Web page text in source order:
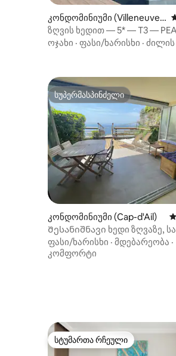
კონდომინიუმი (Villeneuve-
Loubet)
ზღვის ხედით — 5* — T3 —
BEACH — პარკინგი
ოჯახი · ფასი/ხარისხი · ძილის
სუპერმასპინძელი
სუპერმასპინძელი
კონდომინიუმი (Cap-d'Ail)
Შესანიშნავი ხედი ზღვაზე,
აუზი, საკუთარი ავტოსადგომი.
ფასი/ხარისხი · მდებარეობა ·
კომფორტი
სტუმართა რჩეული
სტუმართა რჩეული